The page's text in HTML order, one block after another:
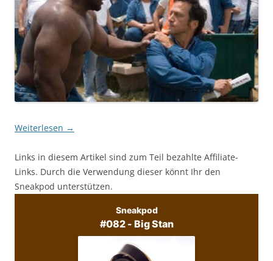
Weiterlesen →
Links in diesem Artikel sind zum Teil bezahlte Affiliate-
Links. Durch die Verwendung dieser könnt Ihr den
Sneakpod unterstützen.